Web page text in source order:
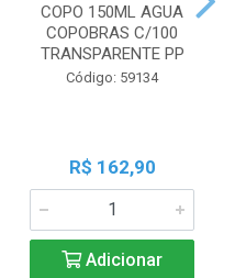
COPO 150ML AGUA
COPOBRAS C/100
TRANSPARENTE PP
Código: 59134
R$ 162,90
Adicionar